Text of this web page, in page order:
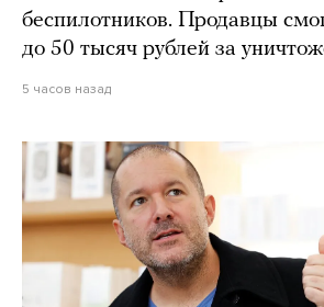
беспилотников. Продавцы
до 50 тысяч рублей за
5 часов назад